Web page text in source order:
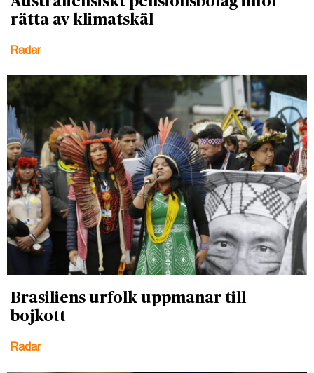
rätta av klimatskäl
Radar
Brasiliens urfolk uppmanar till
bojkott
Radar